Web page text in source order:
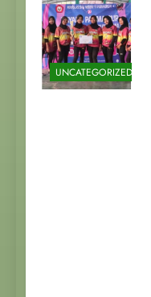
UNCATEGORIZED